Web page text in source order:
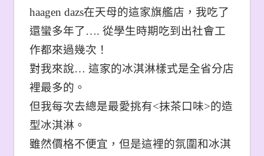
haagen dazs在天母的這家旗艦店，我吃了
還蠻多年了…. 從學生時期吃到出社會工
作都來過幾次！
對我來說… 這家的冰淇淋樣式是全省分店
裡最多的。
但我每次去總是最愛挑有<抹茶口味>的造
型冰淇淋。
雖然價格不便宜，但是這裡的氛圍和冰淇